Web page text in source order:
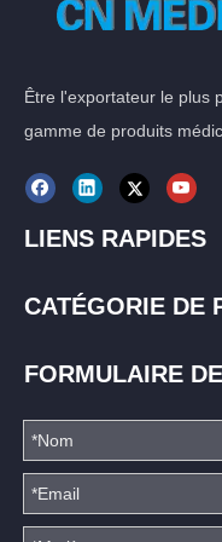
Être l'exportateur le plus
gamme de produits
LIENS RAPIDES
CATÉGORIE DE
FORMULAIRE